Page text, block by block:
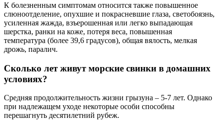
К болезненным симптомам относится также повышенное
слюноотделение, опухшие и покрасневшие глаза, светобоязнь,
усиленная жажда, взъерошенная или легко выпадающая
шерстка, ранки на коже, потеря веса, повышенная
температура (более 39,6 градусов), общая вялость, мелкая
дрожь, паралич.
Сколько лет живут морские свинки в домашних
условиях?
Средняя продолжительность жизни грызуна – 5-7 лет. Однако
при надлежащем уходе некоторые особи способны
перешагнуть десятилетний рубеж.